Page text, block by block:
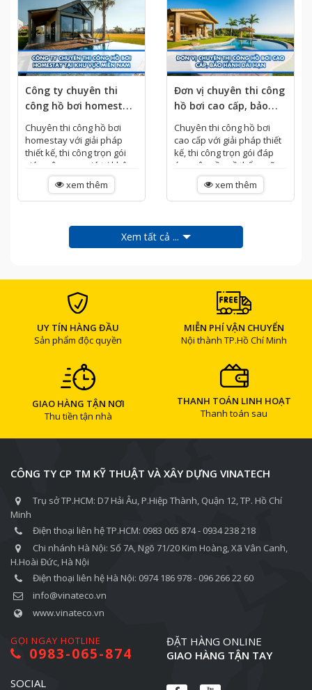
Công ty chuyên thi
công hồ bơi homestay
tại khu vực Miền Nam
Chuyên thi công hồ bơi
homestay với giải pháp
thiết kế, thi công trọn gói
giúp nâng cao giá trị không
gian lưu trú. Lựa...
xem thêm
Đơn vị chuyên thi công
hồ bơi cao cấp, bảo
hành dài hạn
Chuyên thi công hồ bơi
cao cấp với giải pháp thiết
kế, thi công trọn gói đáp
ứng yêu cầu về thẩm mỹ
và chất lượng. Lựa...
xem thêm
Xem tất cả ...
UY TÍN HÀNG ĐẦU
Sản phẩm độc quyền
MIỄN PHÍ VẬN CHUYỂN
Nội thành TP.Hồ Chí Minh
GIAO HÀNG TẬN NƠI
Thu tiền tận nhà
THANH TOÁN LINH HOẠT
Thanh toán sau
CÔNG TY CP TM KỸ THUẬT VÀ XÂY DỰNG VINATECH
Trụ sở TP.HCM: D7 Hải Âu, P.Hiệp Thành, Quận 12, TP. Hồ Chí
Minh
Điện thoại liên hệ TP.HCM: 0983 065 874 - 0934 238 218
Chi nhánh Hà Nội: Số 7A, Ngõ 71/20 Kim Hoàng, Xã Vân Canh,
H.Hoài Đức, Hà Nội
Điện thoại liên hệ Hà Nội: 0974 186 978 - 096 266 22 60
info@vinateco.vn
www.vinateco.vn
GỌI NGAY HOTLINE
0983-065-874
ĐẶT HÀNG ONLINE
GIAO HÀNG TẬN TAY
SOCIAL